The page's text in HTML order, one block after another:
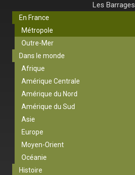
Les Barrages
En France
Métropole
Outre-Mer
Dans le monde
Afrique
Amérique Centrale
Amérique du Nord
Amérique du Sud
Asie
Europe
Moyen-Orient
Océanie
Histoire